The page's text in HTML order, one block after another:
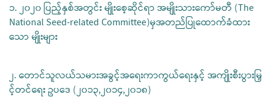
၁. ၂၀၂၀ ပြည့်နှစ်အတွင်း မျိုးစေ့ဆိုင်ရာ အမျိုးသားကော်မတီ (The
National Seed-related Committee)မှအတည်ပြုထောက်ခံထား
သော မျိုးများ
၂. တောင်သူလယ်သမားအခွင့်အရေးကာကွယ်ရေးနှင့် အကျိုးစီးပွားမြှ
င့်တင်ရေး ဥပဒေ (၂၀၁၃,၂၀၁၄,၂၀၁၈)